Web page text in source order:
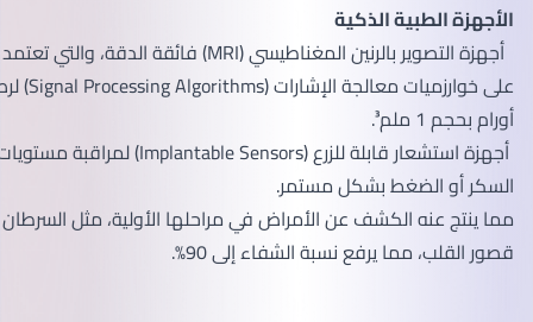
الأجهزة الطبية الذكية
أجهزة التصوير بالرنين المغناطيسي (MRI) فائقة الدقة، والتي تعتمد
على خوارزميات معالجة الإشارات (Signal Processing Algorithms) لرصد
أورام بحجم 1 ملم³.
أجهزة استشعار قابلة للزرع (Implantable Sensors) لمراقبة مستويات
السكر أو الضغط بشكل مستمر.
مما ينتج عنه الكشف عن الأمراض في مراحلها الأولية، مثل السرطان أو
قصور القلب، مما يرفع نسبة الشفاء إلى 90%.